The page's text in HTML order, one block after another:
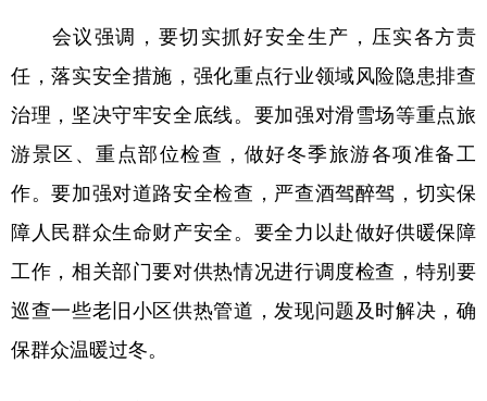
会议强调，要切实抓好安全生产，压实各方责
任，落实安全措施，强化重点行业领域风险隐患排查
治理，坚决守牢安全底线。要加强对滑雪场等重点旅
游景区、重点部位检查，做好冬季旅游各项准备工
作。要加强对道路安全检查，严查酒驾醉驾，切实保
障人民群众生命财产安全。要全力以赴做好供暖保障
工作，相关部门要对供热情况进行调度检查，特别要
巡查一些老旧小区供热管道，发现问题及时解决，确
保群众温暖过冬。